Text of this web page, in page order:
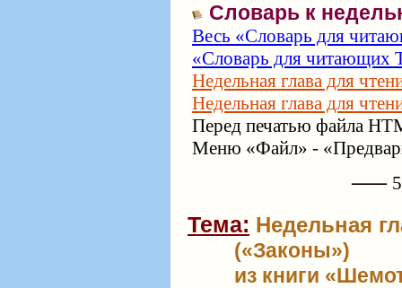
Словарь к
Весь «Словарь для
«Словарь для читающих
Недельная глава для
Недельная глава для
Перед печатью файла
Меню «Файл» -
⸺
Тема: Недельная
(«Законы»)
из книги